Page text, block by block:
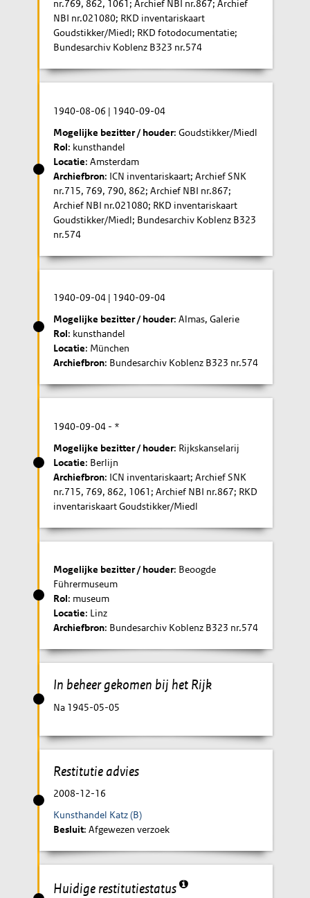
nr.769, 862, 1061; Archief NBI nr.867; Archief
NBI nr.021080; RKD inventariskaart
Goudstikker/Miedl; RKD fotodocumentatie;
Bundesarchiv Koblenz B323 nr.574
1940-08-06 | 1940-09-04
Mogelijke bezitter / houder: Goudstikker/Miedl
Rol: kunsthandel
Locatie: Amsterdam
Archiefbron: ICN inventariskaart; Archief SNK
nr.715, 769, 790, 862; Archief NBI nr.867;
Archief NBI nr.021080; RKD inventariskaart
Goudstikker/Miedl; Bundesarchiv Koblenz B323
nr.574
1940-09-04 | 1940-09-04
Mogelijke bezitter / houder: Almas, Galerie
Rol: kunsthandel
Locatie: München
Archiefbron: Bundesarchiv Koblenz B323 nr.574
1940-09-04 - *
Mogelijke bezitter / houder: Rijkskanselarij
Locatie: Berlijn
Archiefbron: ICN inventariskaart; Archief SNK
nr.715, 769, 862, 1061; Archief NBI nr.867; RKD
inventariskaart Goudstikker/Miedl
Mogelijke bezitter / houder: Beoogde
Führermuseum
Rol: museum
Locatie: Linz
Archiefbron: Bundesarchiv Koblenz B323 nr.574
In beheer gekomen bij het Rijk
Na 1945-05-05
Restitutie advies
2008-12-16
Kunsthandel Katz (B)
Besluit: Afgewezen verzoek
Huidige restitutiestatus